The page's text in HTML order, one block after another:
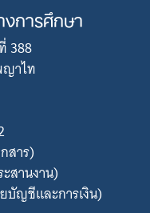
การศึกษา
388
ญาไท
สาร)
สานงาน)
บัญชีและการเงิน)